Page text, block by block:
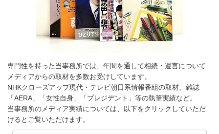
専門性を持った当事務所では、年間を通して相続・遺言について
メディアからの取材を多数お受けしています。
NHKクローズアップ現代・テレビ朝日系情報番組の取材、雑誌
「AERA」「女性自身」「プレジデント」等の執筆実績など。
当事務所のメディア実績については、以下をクリックしていただ
けるとご覧いただけます。